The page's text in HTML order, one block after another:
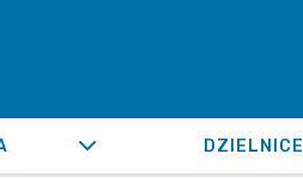
DZIELNICE